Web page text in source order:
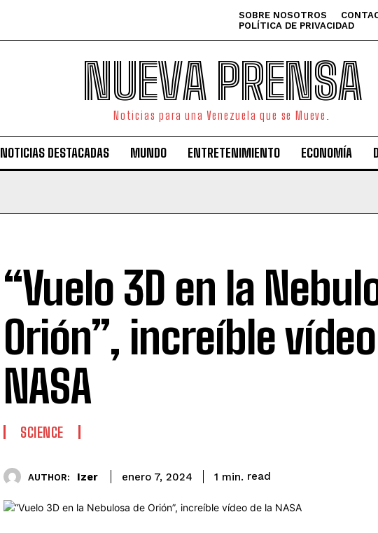
SOBRE NOSOTROS
POLÍTICA DE PRIVACIDAD
NUEVA PRENSA
Noticias para una Venezuela que se Mueve.
NOTICIAS DESTACADAS MUNDO ENTRETENIMIENTO ECONOMÍA
“Vuelo 3D en la
Orión”, increíble
NASA
SCIENCE
AUTHOR: Izer enero 7, 2024 1 min. read